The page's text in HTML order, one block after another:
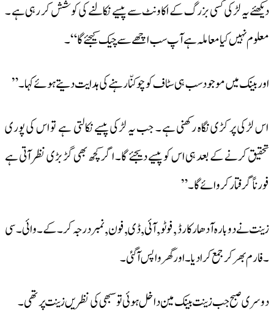
دیکھئے یہ لڑکی کسی بزرگ کے اکاونٹ سے پیسے نکالنے کی کوشش کر رہی ہے ۔
معلوم نہیں کیا معاملہ ہے آپ سب اچھے سے چیک کیجئے گا “۔
اور بینک میں موجود سب ہی سٹاف کو چوکنّا رہنے کی ہدایت دیتے ہوئے کہا۔”
اس لڑکی پر کڑی نگاہ رکھنی ہے ۔ جب یہ لڑکی پیسے نکالتی ہے تو اس کی پوری
تحقیق کرنے کے بعد ہی اس کو پیسے دیجئے گا۔ اگر کچھ بھی گڑبڑی نظر آتی ہے
فورناً گرفتار کروائے گا ۔”
زینت نے دوبارہ آدھار کارڈ ,فوٹو ,آئی ,ڈی ,فون , نمبر درجہ کر ۔کے ۔وائی ۔سی
۔فارم بھر کر جمع کرا دیا ۔ اور گھر واپس آ گئی ۔
دوسری صبح جب زینت بینک مین داخل ہوئی تو سبھی کی نظریں زینت پر تھی ۔